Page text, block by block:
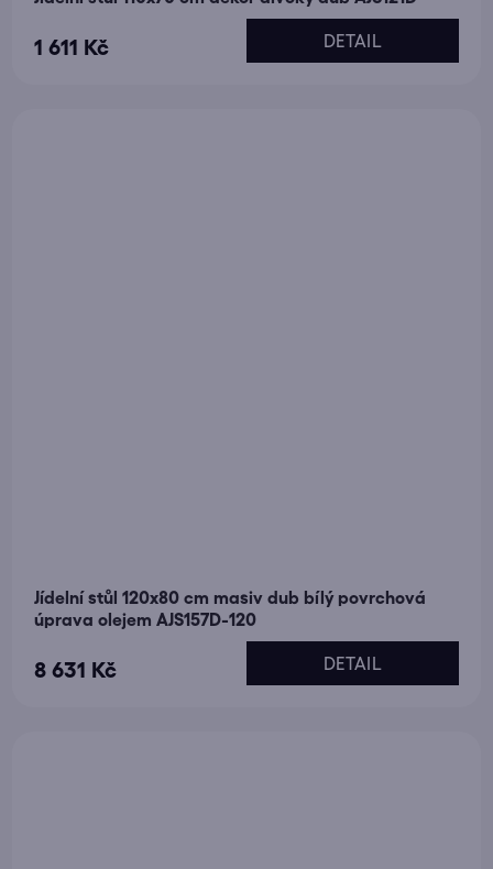
1 611 Kč DETAIL
Jídelní stůl 120x80 cm masiv dub bílý povrchová
úprava olejem AJS157D-120
8 631 Kč DETAIL